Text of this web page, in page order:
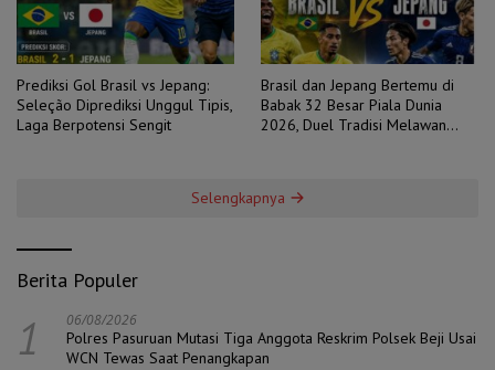
Prediksi Gol Brasil vs Jepang:
Seleção Diprediksi Unggul Tipis,
Laga Berpotensi Sengit
Brasil dan Jepang Bertemu di
Babak 32 Besar Piala Dunia
2026, Duel Tradisi Melawan
Selengkapnya
Berita Populer
1 06/08/2026
Polres Pasuruan Mutasi Tiga Anggota Reskrim Polsek Beji Usai
WCN Tewas Saat Penangkapan